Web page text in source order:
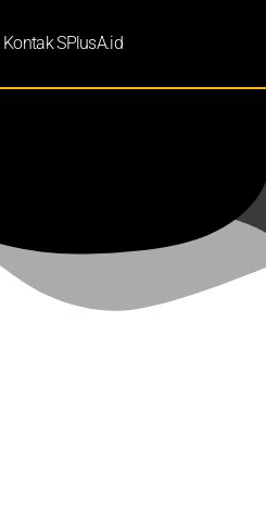
Kontak SPlusA.id